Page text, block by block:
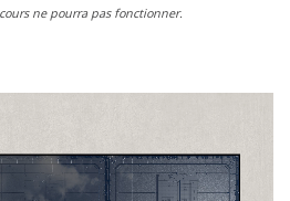
ne pourra pas fonctionner.